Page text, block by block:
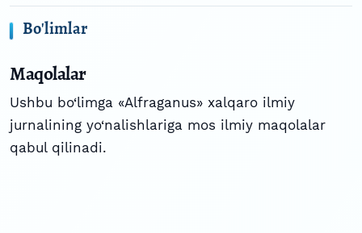
Bo'limlar
Maqolalar
Ushbu bo‘limga «Alfraganus» xalqaro ilmiy
jurnalining yo‘nalishlariga mos ilmiy maqolalar
qabul qilinadi.